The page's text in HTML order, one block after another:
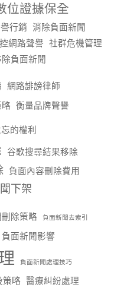
位證據保全
行銷 消除負面新聞
網路聲譽 社群危機管理
負面新聞
網路誹謗律師
衡量品牌聲譽
的權利
谷歌搜尋結果移除
負面內容刪除費用
下架
除策略 負面新聞去索引
負面新聞影響
負面新聞處理技巧
策略 醫療糾紛處理